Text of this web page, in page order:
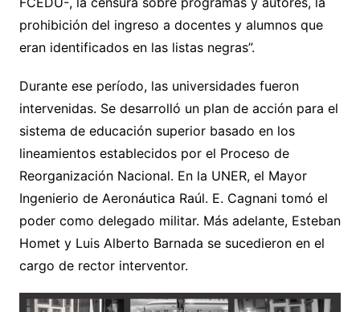
prohibición del ingreso a docentes y alumnos que
eran identificados en las listas negras”.
Durante ese período, las universidades fueron
intervenidas. Se desarrolló un plan de acción para el
sistema de educación superior basado en los
lineamientos establecidos por el Proceso de
Reorganización Nacional. En la UNER, el Mayor
Ingenierio de Aeronáutica Raúl. E. Cagnani tomó el
poder como delegado militar. Más adelante, Esteban
Homet y Luis Alberto Barnada se sucedieron en el
cargo de rector interventor.